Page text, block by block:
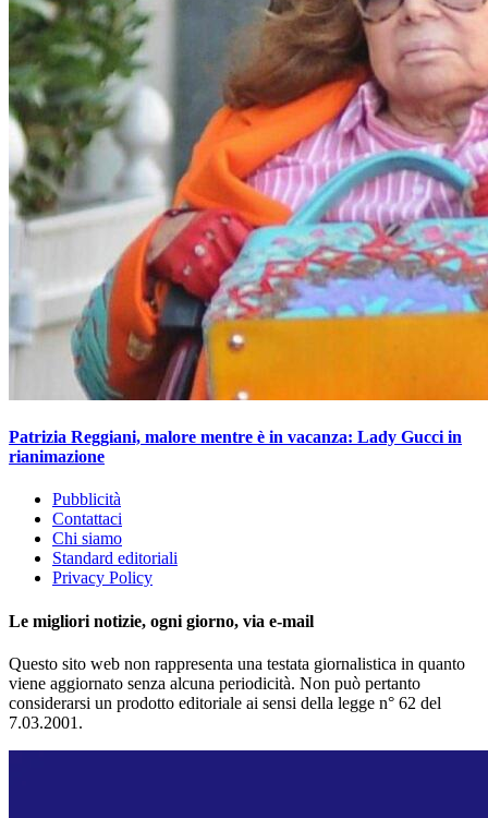
Patrizia Reggiani, malore mentre è in vacanza: Lady Gucci in
rianimazione
Pubblicità
Contattaci
Chi siamo
Standard editoriali
Privacy Policy
Le migliori notizie, ogni giorno, via e-mail
Questo sito web non rappresenta una testata giornalistica in quanto
viene aggiornato senza alcuna periodicità. Non può pertanto
considerarsi un prodotto editoriale ai sensi della legge n° 62 del
7.03.2001.